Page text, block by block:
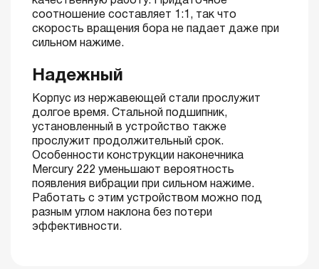
соотношение составляет 1:1, так что
скорость вращения бора не падает даже при
сильном нажиме.
Надежный
Корпус из нержавеющей стали прослужит
долгое время. Стальной подшипник,
установленный в устройство также
прослужит продолжительный срок.
Особенности конструкции наконечника
Mercury 222 уменьшают вероятность
появления вибрации при сильном нажиме.
Работать с этим устройством можно под
разным углом наклона без потери
эффективности.